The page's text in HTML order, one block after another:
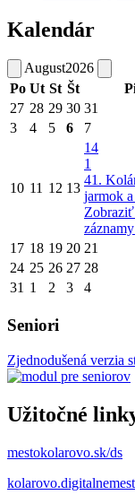
Kalendár
August2026
Po Ut St Št
27 28 29 30 31
3
4 5 6 7
10 11 12 13
14
1
41.
jarmok
17 18 19 20 21
24 25 26 27 28
31 1 2 3 4
Seniori
Zjednodušená verzia
Užitočné
mestokolarovo.sk/ds